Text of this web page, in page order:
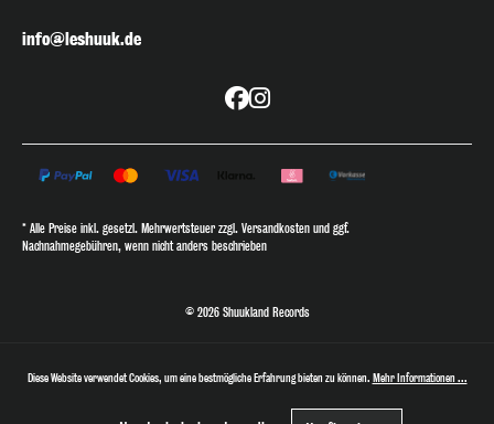
info@leshuuk.de
© 2026 Shuukland Records
* Alle Preise inkl. gesetzl. Mehrwertsteuer zzgl. Versandkosten und ggf.
Nachnahmegebühren, wenn nicht anders beschrieben
Diese Website verwendet Cookies, um eine bestmögliche Erfahrung bieten zu können. Mehr Informationen ...